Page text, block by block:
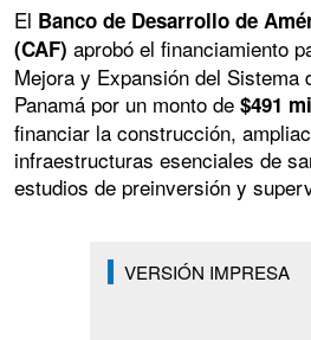
El Banco de Desarrollo de
(CAF) aprobó el financiamiento
Mejora y Expansión del Sistema
Panamá por un monto de $491
financiar la construcción,
infraestructuras esenciales de
estudios de preinversión y
VERSIÓN IMPRESA